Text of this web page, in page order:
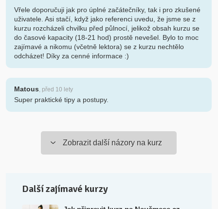
Vřele doporučuji jak pro úplné začátečníky, tak i pro zkušené
uživatele. Asi stačí, když jako referenci uvedu, že jsme se z
kurzu rozcházeli chvilku před půlnocí, jelikož obsah kurzu se
do časové kapacity (18-21 hod) prostě nevešel. Bylo to moc
zajímavé a nikomu (včetně lektora) se z kurzu nechtělo
odcházet! Díky za cenné informace :)
Matous, před 10 lety
Super praktické tipy a postupy.
Zobrazit další názory na kurz
Další zajímavé kurzy